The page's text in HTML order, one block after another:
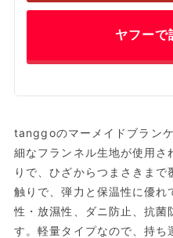
ヤフーで
tanggoのマーメイドブラン
細なフランネル生地が使用さ
りで、ひざからつまさきま
触りで、弾力と保温性に優
性・放濕性、ダニ防止、抗菌
す。軽量タイプなので、持ち